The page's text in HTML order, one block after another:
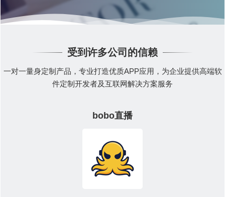
受到许多公司的信赖
一对一量身定制产品，专业打造优质APP应用，为企业提供高端软
件定制开发者及互联网解决方案服务
bobo直播